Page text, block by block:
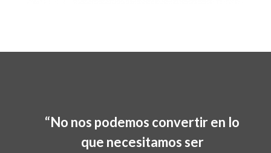
“No nos podemos convertir en lo
que necesitamos ser